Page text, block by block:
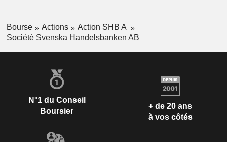
Bourse Actions
Action SHB A
Société Svenska Handelsbanken AB
N°1 du Conseil
Boursier
+ de 20 ans
à vos côtés